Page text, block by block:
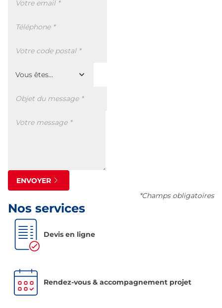
ENVOYER
*Champs obligatoires
Nos services
Devis en ligne
Rendez-vous & accompagnement projet